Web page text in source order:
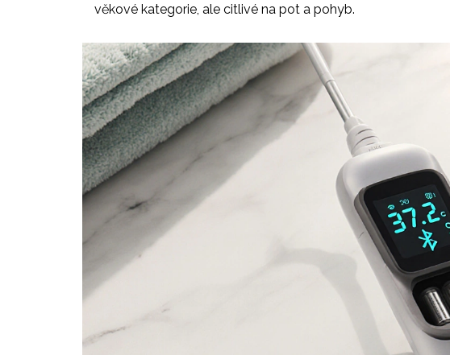
věkové kategorie, ale citlivé na pot a pohyb.